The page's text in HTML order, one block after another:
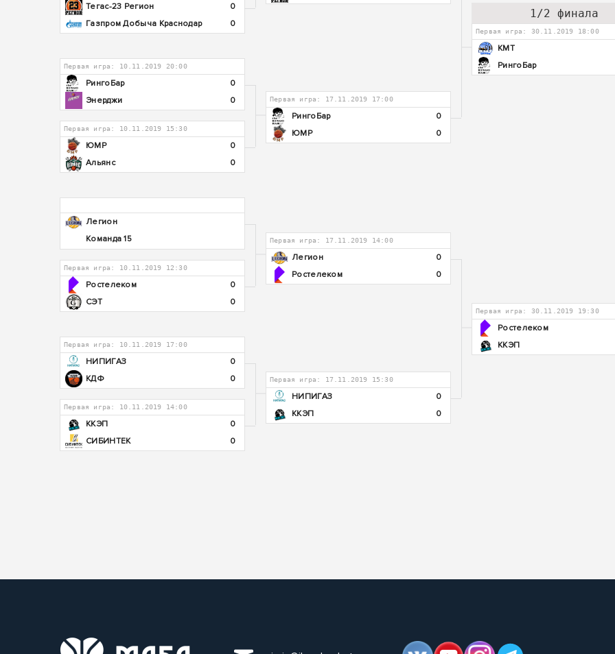
Тегас-23 Регион
0
Газпром Добыча Краснодар
0
Первая игра: 10.11.2019 20:00
РингоБар
0
Энерджи
0
Первая игра: 10.11.2019 15:30
ЮМР
0
Альянс
0
Легион
Команда 15
Первая игра: 10.11.2019 12:30
Ростелеком
0
СЭТ
0
Первая игра: 10.11.2019 17:00
НИПИГАЗ
0
КДФ
0
Первая игра: 10.11.2019 14:00
ККЭП
0
СИБИНТЕК
0
Первая игра: 17.11.2019 17:00
РингоБар
0
ЮМР
0
Первая игра: 17.11.2019 14:00
Легион
0
Ростелеком
0
Первая игра: 17.11.2019 15:30
НИПИГАЗ
0
ККЭП
0
1/2 финала
Первая игра: 30.11.2019 18:00
КМТ
РингоБар
Первая игра: 30.11.2019 19:30
Ростелеком
ККЭП